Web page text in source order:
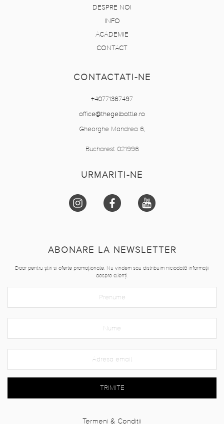
DESPRE NOI
INFO
ACADEMIE
CONTACT
CONTACTATI-NE
+40771367497
office@thegelbottle.ro
Gheorghe Mandrea 6,
Bucharest 021996
URMARITI-NE
ABONARE LA NEWSLETTER
Doar pentru știri si oferte promoționale. Nu vindem sau distribuim niciodată informații
despre clienți.
TRIMITE
Termeni & Conditii